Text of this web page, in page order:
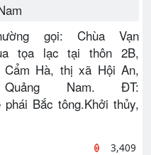
gọi: Chùa Vạn
tọa lạc tại thôn 2B,
Cẩm Hà, thị xã Hội An,
Nam. ĐT:
Bắc tông.Khởi thủy,
3,409